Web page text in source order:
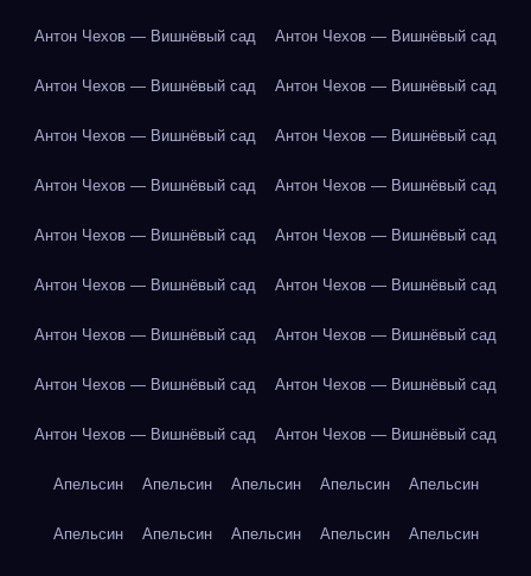
Антон Чехов — Вишнёвый сад Антон Чехов — Вишнёвый сад
Антон Чехов — Вишнёвый сад Антон Чехов — Вишнёвый сад
Антон Чехов — Вишнёвый сад Антон Чехов — Вишнёвый сад
Антон Чехов — Вишнёвый сад Антон Чехов — Вишнёвый сад
Антон Чехов — Вишнёвый сад Антон Чехов — Вишнёвый сад
Антон Чехов — Вишнёвый сад Антон Чехов — Вишнёвый сад
Антон Чехов — Вишнёвый сад Антон Чехов — Вишнёвый сад
Антон Чехов — Вишнёвый сад Антон Чехов — Вишнёвый сад
Антон Чехов — Вишнёвый сад Антон Чехов — Вишнёвый сад
Апельсин Апельсин Апельсин Апельсин Апельсин
Апельсин Апельсин Апельсин Апельсин Апельсин